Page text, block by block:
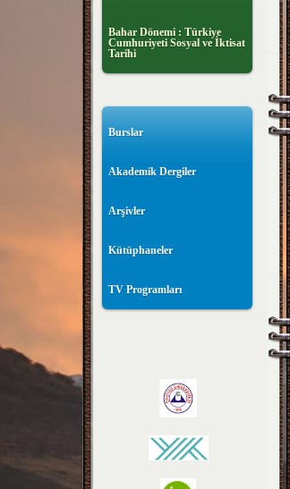
Bahar Dönemi : Türkiye
Cumhuriyeti Sosyal ve İktisat
Tarihi
Burslar
Akademik Dergiler
Arşivler
Kütüphaneler
TV Programları